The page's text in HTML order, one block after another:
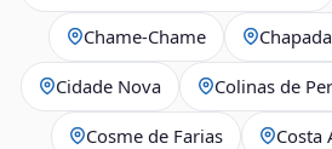
Chame-Chame
Cidade Nova Colinas de
Cosme de Farias Costa